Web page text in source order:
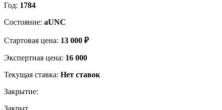
Год: 1784
Состояние: aUNC
Стартовая цена: 13 000 ₽
Экспертная цена: 16 000
Текущая ставка: Нет ставок
Закрытие:
Закрыт